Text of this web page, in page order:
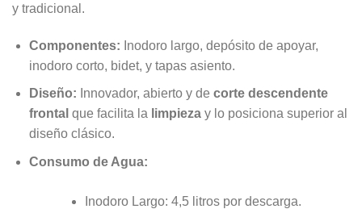
y tradicional.
Componentes: Inodoro largo, depósito de apoyar,
inodoro corto, bidet, y tapas asiento.
Diseño: Innovador, abierto y de corte descendente
frontal que facilita la limpiezay lo posiciona superior al
diseño clásico.
Consumo de Agua:
Inodoro Largo: 4,5 litros por descarga.